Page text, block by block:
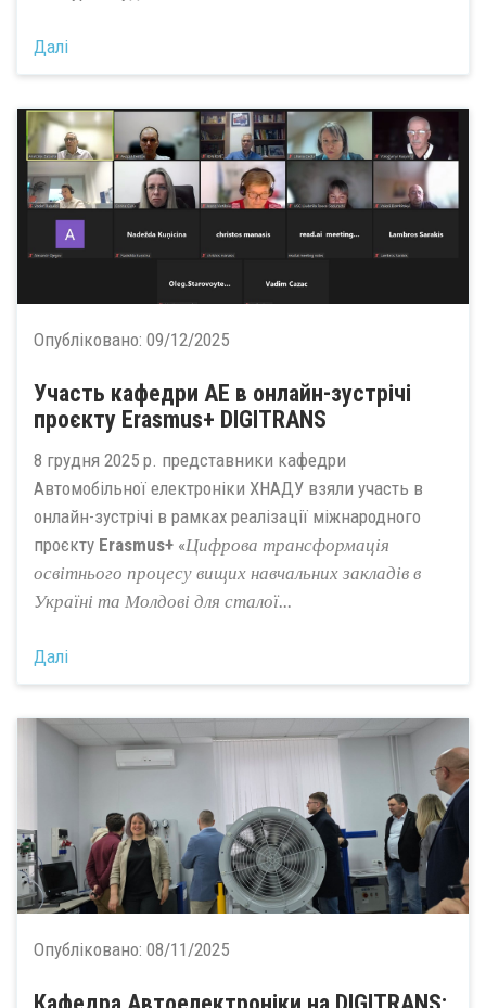
Далі
Опубліковано: 09/12/2025
Участь кафедри АЕ в онлайн-зустрічі
проєкту Erasmus+ DIGITRANS
8 грудня 2025 р. представники кафедри
Автомобільної електроніки ХНАДУ взяли участь в
онлайн-зустрічі в рамках реалізації міжнародного
проєкту Erasmus+ «Цифрова трансформація
освітнього процесу вищих навчальних закладів в
Україні та Молдові для сталої...
Далі
Опубліковано: 08/11/2025
Кафедра Автоелектроніки на DIGITRANS: